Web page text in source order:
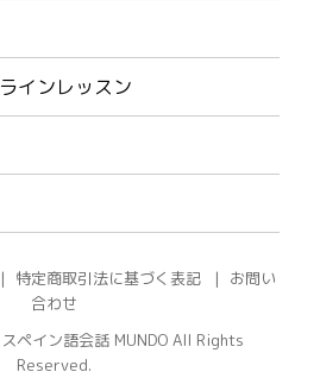
インレッスン
特定商取引法に基づく表記
お問い
合わせ
スペイン語会話 MUNDO All Rights
Reserved.